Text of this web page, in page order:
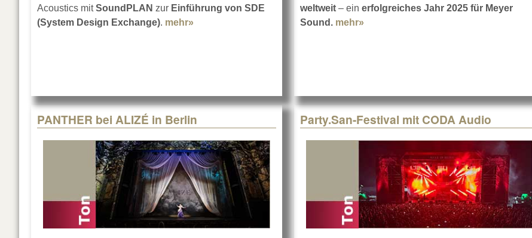
Acoustics mitSoundPLAN zur Einführung von SDE
(System Design Exchange). mehr» about Neuer Standard für die Lärmvorhersage
weltweit – ein erfolgreiches Jahr 2025 für Meyer
Sound. mehr»
PANTHER bei ALIZÉ in Berlin Party.San-Festival mit CODA Audio